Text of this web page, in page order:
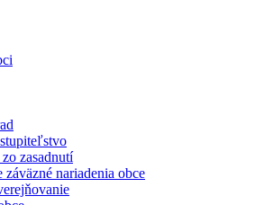
zasadnutí
záväzné nariadenia obce